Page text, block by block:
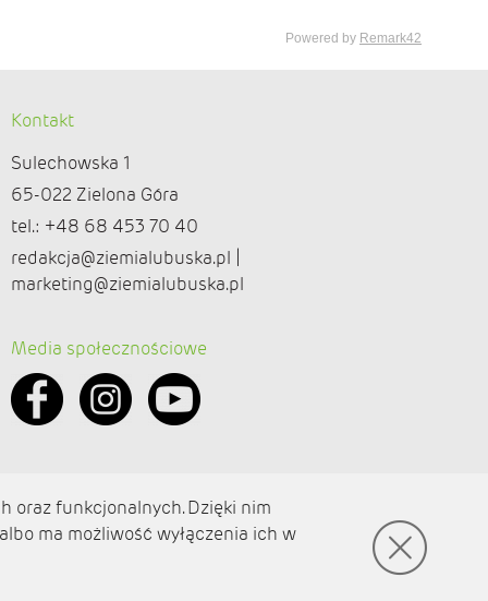
Kontakt
Sulechowska 1
65-022 Zielona Góra
tel.: +48 68 453 70 40
redakcja@ziemialubuska.pl |
marketing@ziemialubuska.pl
Media społecznościowe
oraz funkcjonalnych. Dzięki nim
ma możliwość wyłączenia ich w